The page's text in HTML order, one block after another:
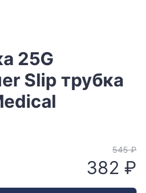
25G
Slip трубка
545 ₽
382 ₽